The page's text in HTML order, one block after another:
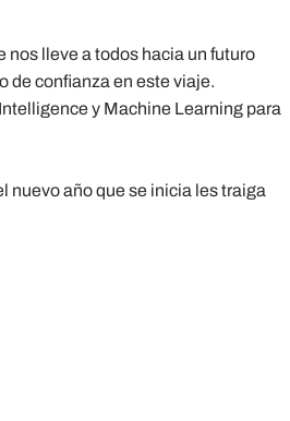
lleve a todos hacia un futuro
de confianza en este viaje.
y Machine Learning para
nuevo año que se inicia les traiga